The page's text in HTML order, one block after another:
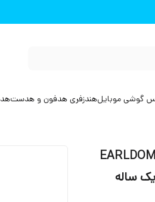
گوشی موبایلهندزفری هدفون و هدست
کابل شارژ تایپ سی به لایتنینگ EARLDOM